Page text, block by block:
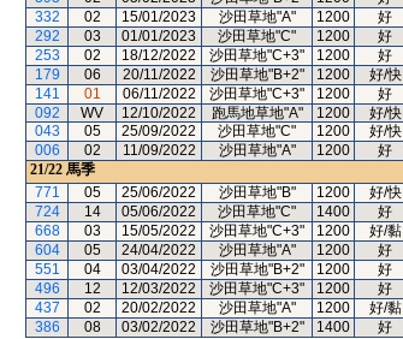
332
02 15/01/2023 沙田草地"A" 1200 好
292
03 01/01/2023 沙田草地"C" 1200 好
253
02 18/12/2022 沙田草地"C+3" 1200 好
179
06 20/11/2022 沙田草地"B+2" 1200 好/快
141
01 06/11/2022 沙田草地"C+3" 1200 好
092
WV 12/10/2022 跑馬地草地"A" 1200 好/快
043
05 25/09/2022 沙田草地"C" 1200 好/快
006
02 11/09/2022 沙田草地"A" 1200 好
21/22 馬季
771
05 25/06/2022 沙田草地"B" 1200 好/快
724
14 05/06/2022 沙田草地"C" 1400 好
668
03 15/05/2022 沙田草地"C+3" 1200 好/黏
604
05 24/04/2022 沙田草地"A" 1200 好
551
04 03/04/2022 沙田草地"B+2" 1200 好
496
12 12/03/2022 沙田草地"C+3" 1200 好
437
02 20/02/2022 沙田草地"A" 1200 好/黏
386
08 03/02/2022 沙田草地"B+2" 1400 好